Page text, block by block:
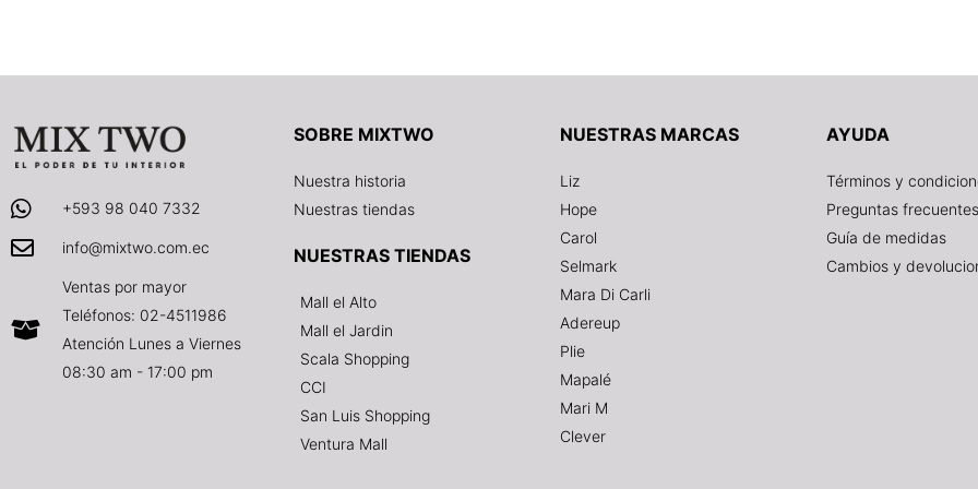
+593 98 040 7332
info@mixtwo.com.ec
Ventas por mayor
Teléfonos: 02-4511986
Atención Lunes a Viernes
08:30 am - 17:00 pm
SOBRE MIXTWO
Nuestra historia
Nuestras tiendas
NUESTRAS TIENDAS
Mall el Alto
Mall el Jardin
Scala Shopping
CCI
San Luis Shopping
Ventura Mall
NUESTRAS MARCAS
Liz
Hope
Carol
Selmark
Mara Di Carli
Adereup
Plie
Mapalé
Mari M
Clever
AYUDA
Términos y
Preguntas frecuentes
Guía de medidas
Cambios y